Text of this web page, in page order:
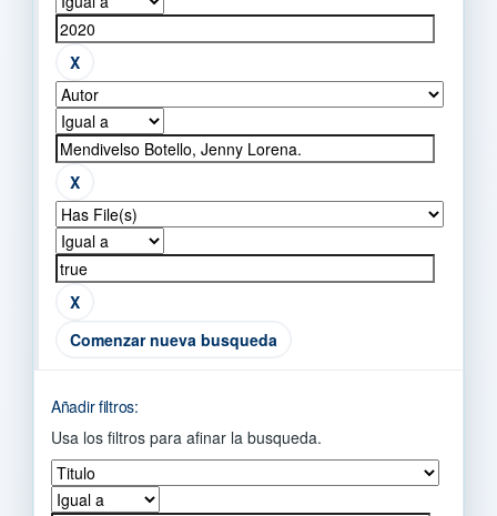
Comenzar nueva busqueda
Añadir filtros:
Usa los filtros para afinar la busqueda.